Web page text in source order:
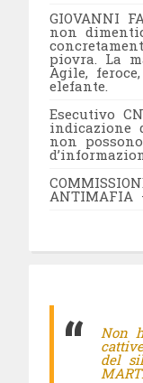
GIOVANNI
non
piovra. La
Agile,
elefante.
Esecutivo
indicazione
non
Non
del